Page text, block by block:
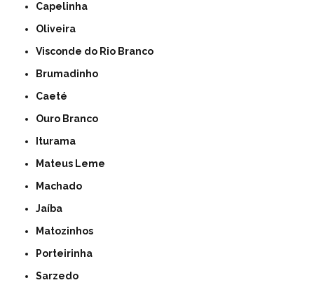
Capelinha
Oliveira
Visconde do Rio Branco
Brumadinho
Caeté
Ouro Branco
Iturama
Mateus Leme
Machado
Jaíba
Matozinhos
Porteirinha
Sarzedo